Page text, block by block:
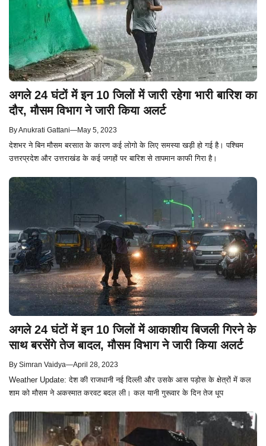
अगले 24 घंटों में इन 10 जिलों में जारी रहेगा भारी बारिश का
दौर, मौसम विभाग ने जारी किया अलर्ट
ByAnukrati Gattani—May 5, 2023
देशभर ने बिन मौसम बरसात के कारण कई लोगो के लिए समस्या खड़ी हो गई है। पश्चिम
उत्तरप्रदेश और उत्तराखंड के कई जगहों पर बारिश से तापमान काफी गिरा है।
अगले 24 घंटों में इन 10 जिलों में आकाशीय बिजली गिरने के
साथ बरसेंगे तेज बादल, मौसम विभाग ने जारी किया अलर्ट
By Simran Vaidya—April 28, 2023
Weather Update: देश की राजधानी नई दिल्ली और उसके आस पड़ोस के क्षेत्रों में कल
शाम को मौसम ने अकस्मात करवट बदल ली। कल यानी गुरूवार के दिन तेज धूप